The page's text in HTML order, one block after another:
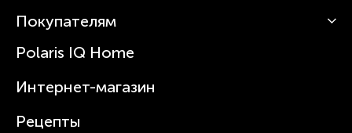
Вертикальные пылесосы
Зубные щетки и ирригаторы
Увлажнители
Посуда
О Polaris
Статьи
Покупателям
Сервисные центры
Где купить
Polaris IQ Home
Интернет-магазин
Рецепты